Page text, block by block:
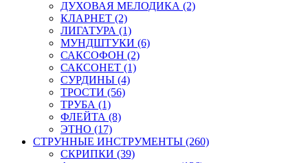
ДУХОВАЯ МЕЛОДИКА (2)
КЛАРНЕТ (2)
ЛИГАТУРА (1)
МУНДШТУКИ (6)
САКСОФОН (2)
САКСОНЕТ (1)
СУРДИНЫ (4)
ТРОСТИ (56)
ТРУБА (1)
ФЛЕЙТА (8)
ЭТНО (17)
СТРУННЫЕ ИНСТРУМЕНТЫ (260)
СКРИПКИ (39)